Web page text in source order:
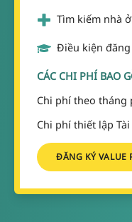
Tìm kiếm nhà
Điều kiện
CÁC CHI PHÍ BAO
Chi phí theo tháng
Chi phí thiết lập
ĐĂNG KÝ VALUE